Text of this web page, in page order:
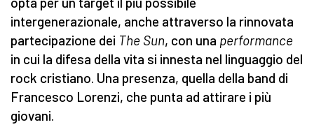
intergenerazionale, anche attraverso la rinnovata
partecipazione dei The Sun, con una performance
in cui la difesa della vita si innesta nel linguaggio del
rock cristiano. Una presenza, quella della band di
Francesco Lorenzi, che punta ad attirare i più
giovani.